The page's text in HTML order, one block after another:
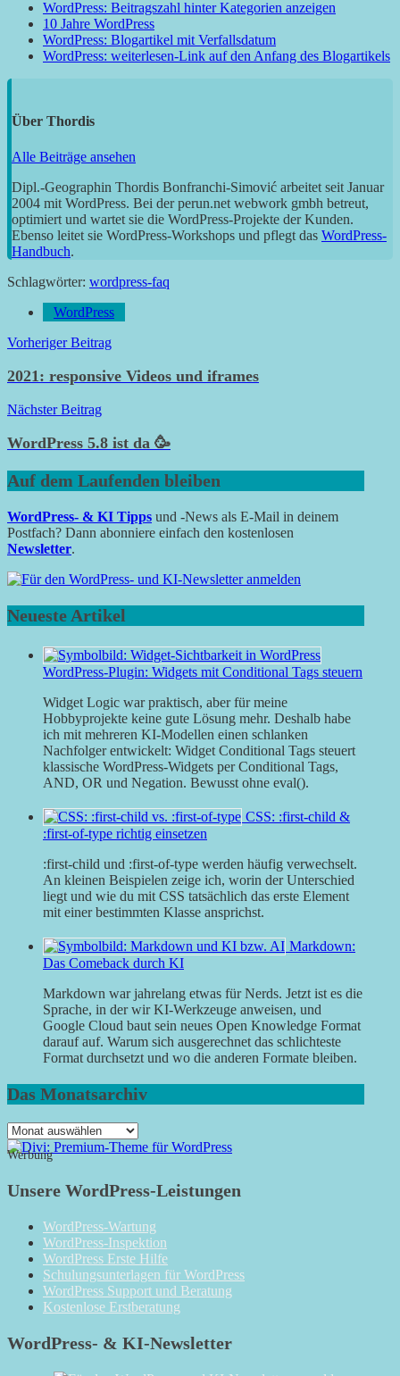
WordPress: Beitragszahl hinter Kategorien anzeigen
10 Jahre WordPress
WordPress: Blogartikel mit Verfallsdatum
WordPress: weiterlesen-Link auf den Anfang des Blogartikels
Über Thordis
Alle Beiträge ansehen
Dipl.-Geographin Thordis Bonfranchi-Simović arbeitet seit Januar
2004 mit WordPress. Bei der perun.net webwork gmbh betreut,
optimiert und wartet sie die WordPress-Projekte der Kunden.
Ebenso leitet sie WordPress-Workshops und pflegt das WordPress-
Handbuch.
Schlagwörter: wordpress-faq
WordPress
Beitragsnavigation
Vorheriger Beitrag
2021: responsive Videos und iframes
Nächster Beitrag
WordPress 5.8 ist da 🥳
Auf dem Laufenden bleiben
WordPress- & KI Tipps und -News als E-Mail in deinem
Postfach? Dann abonniere einfach den kostenlosen
Newsletter.
Neueste Artikel
WordPress-Plugin: Widgets mit Conditional Tags steuern
Widget Logic war praktisch, aber für meine
Hobbyprojekte keine gute Lösung mehr. Deshalb habe
ich mit mehreren KI-Modellen einen schlanken
Nachfolger entwickelt: Widget Conditional Tags steuert
klassische WordPress-Widgets per Conditional Tags,
AND, OR und Negation. Bewusst ohne eval().
CSS: :first-child &
:first-of-type richtig einsetzen
:first-child und :first-of-type werden häufig verwechselt.
An kleinen Beispielen zeige ich, worin der Unterschied
liegt und wie du mit CSS tatsächlich das erste Element
mit einer bestimmten Klasse ansprichst.
Markdown:
Das Comeback durch KI
Markdown war jahrelang etwas für Nerds. Jetzt ist es die
Sprache, in der wir KI-Werkzeuge anweisen, und
Google Cloud baut sein neues Open Knowledge Format
darauf auf. Warum sich ausgerechnet das schlichteste
Format durchsetzt und wo die anderen Formate bleiben.
Das Monatsarchiv
Das
Monatsarchiv
Werbung
Unsere WordPress-Leistungen
WordPress-Wartung
WordPress-Inspektion
WordPress Erste Hilfe
Schulungsunterlagen für WordPress
WordPress Support und Beratung
Kostenlose Erstberatung
WordPress- & KI-Newsletter